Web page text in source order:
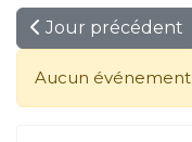
Jour précédent
Aucun événement